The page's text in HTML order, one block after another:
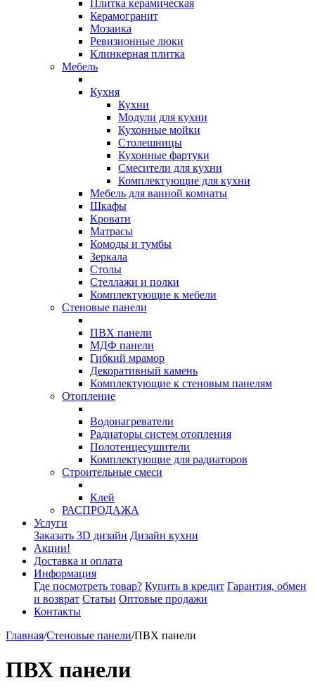
Плитка керамическая
Керамогранит
Мозаика
Ревизионные люки
Клинкерная плитка
Мебель
Кухня
Кухни
Модули для кухни
Кухонные мойки
Столешницы
Кухонные фартуки
Смесители для кухни
Комплектующие для кухни
Мебель для ванной комнаты
Шкафы
Кровати
Матрасы
Комоды и тумбы
Зеркала
Столы
Стеллажи и полки
Комплектующие к мебели
Стеновые панели
ПВХ панели
МДФ панели
Гибкий мрамор
Декоративный камень
Комплектующие к стеновым панелям
Отопление
Водонагреватели
Радиаторы систем отопления
Полотенцесушители
Комплектующие для радиаторов
Строительные смеси
Клей
РАСПРОДАЖА
Услуги
Заказать 3D дизайн Дизайн кухни
Акции!
Доставка и оплата
Информация
Где посмотреть товар? Купить в кредит Гарантия, обмен
и возврат Статьи Оптовые продажи
Контакты
Главная/Стеновые панели/ПВХ панели
ПВХ панели